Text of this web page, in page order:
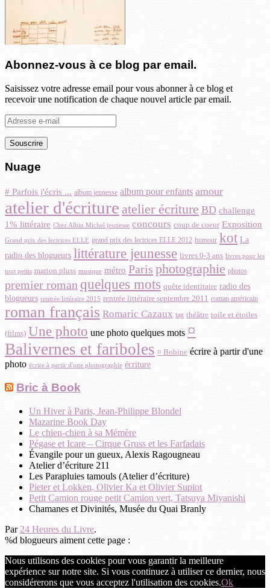
Abonnez-vous à ce blog par email.
Saisissez votre adresse email pour vous abonner à ce blog et
recevoir une notification de chaque nouvel article par email.
Adresse
e-
mail
Nuage
# Parfois j'écris ... album jeunesse album pour enfants amour
atelier d'écriture atelier écriture BD challenge
1% littéraire Chez Albin Michel jeunesse concours coup de coeur Exposition
Grand prix des lectrices ELLE grand prix des lectrices ELLE 2012 humour kot La
radio des blogueurs littérature jeunesse livres 0-3 ans livres pour les
tout petits marion pluss musique métro Paris photographie photos
premier roman quelques mots quête identitaire radio des
blogueurs rentrée littéraire 2015 rentrée littéraire septembre 2011 roman américain
roman français Romaric Cazaux tag théâtre toile et étoiles
(films) Une photo une photo quelques mots ¤
Balivernes et fariboles ¤ Bobine écrire à partir d'une
photo écrire à partir d'une photographie écriture
Bric à Book
Un Hiver à Paris, Jean-Philippe Blondel
Mazarine Book Day
Le chien-chien à sa Mémère
Pégase et Icare – Cirque Gruss et les Farfadais
Évangile pour un gueux, Alexis Ragougneau
Atelier d’écriture 211
Les Parapluies tamouls (Atelier d’écriture)
Pieter et Lokken, Olivier Ka et Olivier Supiot
Petit Camion rouge petit Camion vert, Tatsuya Miyanishi
Chamanes et Divinités, Musée du Quai Branly
Par 24 Heures du Livre.
%d blogueurs aiment cette page :
Nous utilisons des cookies pour vous garantir la meilleure
expérience sur notre site. Si vous continuez à utiliser ce dernier, nous
considérerons que vous acceptez l'utilisation des cookies.Ok